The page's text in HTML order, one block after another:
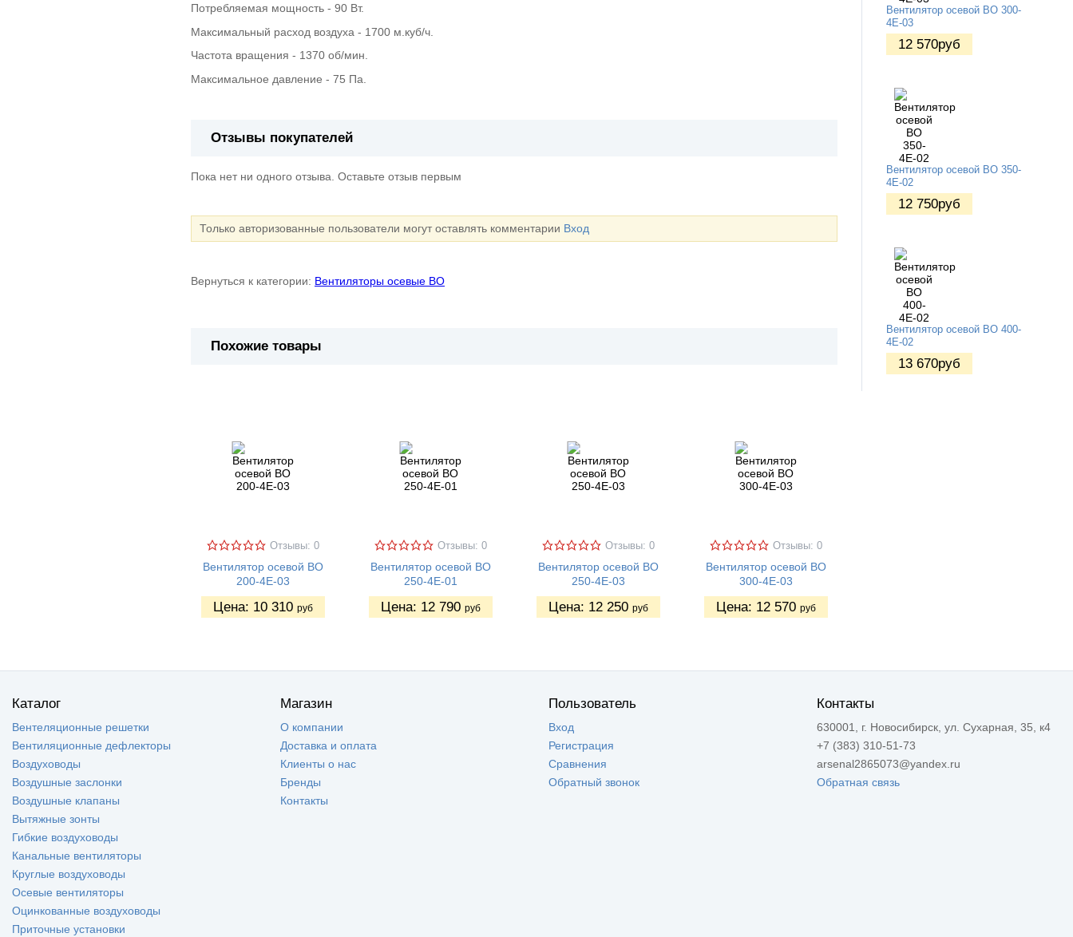
Потребляемая мощность - 90 Вт.
Максимальный расход воздуха - 1700 м.куб/ч.
Частота вращения - 1370 об/мин.
Максимальное давление - 75 Па.
Отзывы покупателей
Пока нет ни одного отзыва. Оставьте отзыв первым
Только авторизованные пользователи могут оставлять комментарии Вход
Вернуться к категории: Вентиляторы осевые ВО
Похожие товары
Отзывы: 0
Вентилятор осевой ВО
200-4Е-03
Цена: 10 310 руб
Отзывы: 0
Вентилятор осевой ВО
250-4Е-01
Цена: 12 790 руб
Отзывы: 0
Вентилятор осевой ВО
250-4Е-03
Цена: 12 250 руб
Отзывы: 0
Вентилятор осевой ВО
300-4Е-03
Цена: 12 570 руб
Вентилятор осевой ВО 300-
4Е-03
12 570руб
Вентилятор осевой ВО 350-
4Е-02
12 750руб
Вентилятор осевой ВО 400-
4Е-02
13 670руб
Каталог
Вентеляционные решетки
Вентиляционные дефлекторы
Воздуховоды
Воздушные заслонки
Воздушные клапаны
Вытяжные зонты
Гибкие воздуховоды
Канальные вентиляторы
Круглые воздуховоды
Осевые вентиляторы
Оцинкованные воздуховоды
Приточные установки
Магазин
О компании
Доставка и оплата
Клиенты о нас
Бренды
Контакты
Пользователь
Вход
Регистрация
Сравнения
Обратный звонок
Контакты
630001, г. Новосибирск, ул. Сухарная, 35, к4
+7 (383) 310-51-73
arsenal2865073@yandex.ru
Обратная связь